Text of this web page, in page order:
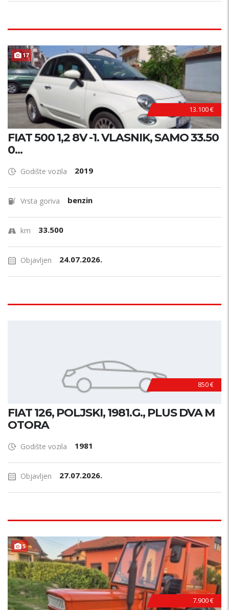
17
13.100 €
FIAT 500 1,2 8V -1. VLASNIK, SAMO 33.50
0...
Godište vozila 2019
Vrsta goriva benzin
km 33.500
Objavljen 24.07.2026.
850 €
FIAT 126, POLJSKI, 1981.G., PLUS DVA M
OTORA
Godište vozila 1981
Objavljen 27.07.2026.
5
7.900 €